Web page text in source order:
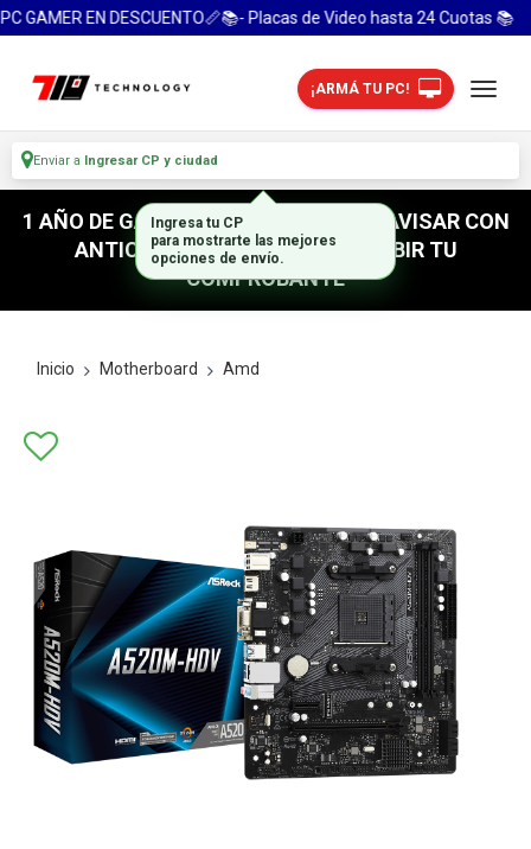
GAMER EN DESCUENTO📏📚- Placas de Video hasta 24 Cuotas 📚
¡ARMÁ TU PC!
Enviar a Ingresar CP y ciudad
1 AÑO DE GARANTIA! / PARA RETIRO AVISAR CON
ANTICIPACION / NO OLVIDES SUBIR TU
COMPROBANTE
Inicio Motherboard Amd